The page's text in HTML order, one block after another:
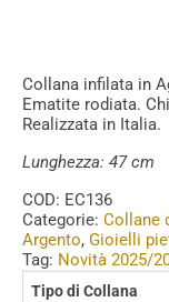
Collana infilata in
Ematite rodiata.
Realizzata in Italia.
Lunghezza: 47 cm
COD: EC136
Categorie: Collane
Argento, Gioielli
Tag: Novità 2025/
Tipo di Collana